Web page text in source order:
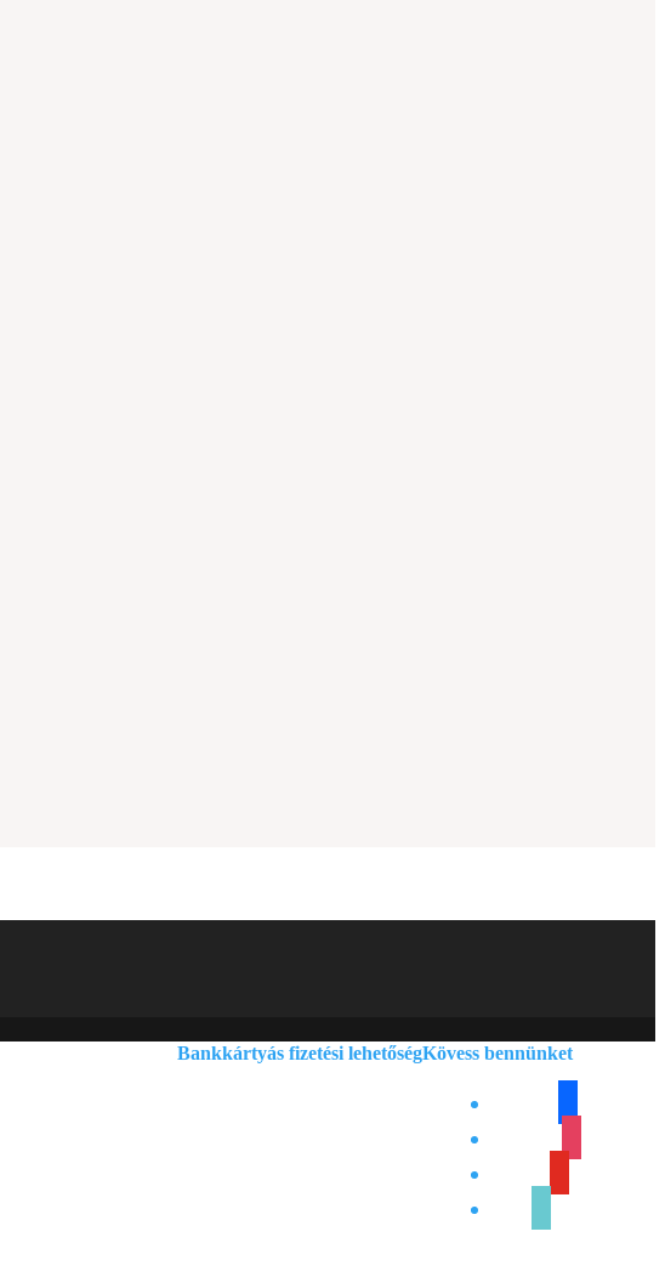
Bankkártyás fizetési lehetőségKövess bennünket